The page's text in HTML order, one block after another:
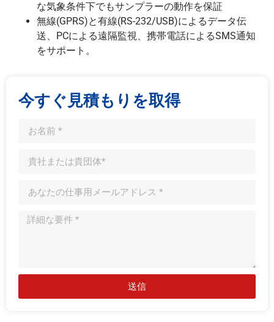
な気象条件下でもサンプラーの動作を保証
無線(GPRS)と有線(RS-232/USB)によるデータ伝
送、PCによる遠隔監視、携帯電話によるSMS通知
をサポート。
今すぐ見積もりを取得
送信